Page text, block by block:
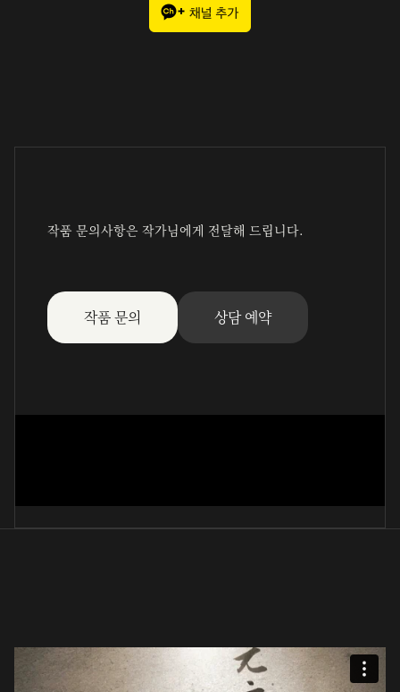
작품 문의사항은 작가님에게 전달해 드립니다.
작품 문의 상담 예약